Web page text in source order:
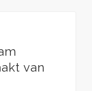
van